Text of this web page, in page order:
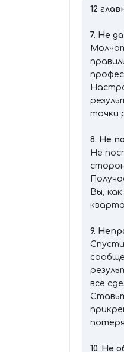
12
7. Не
точки
8. Не
Не
Вы,
9.
всё
10. Не